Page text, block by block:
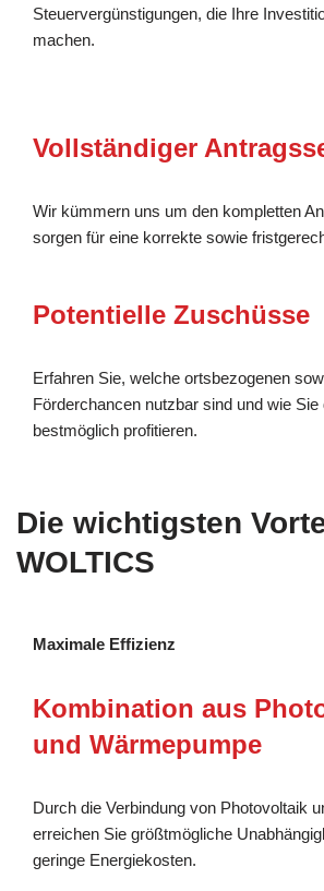
Steuervergünstigungen, die Ihre
machen.
Vollständiger
Wir kümmern uns um den kompletten
sorgen für eine korrekte sowie
Potentielle Zuschüsse
Erfahren Sie, welche ortsbezogenen
Förderchancen nutzbar sind und wie Sie
bestmöglich profitieren.
Die wichtigsten
WOLTICS
Maximale Effizienz
Kombination aus
und Wärmepumpe
Durch die Verbindung von Photovoltaik
erreichen Sie größtmögliche
geringe Energiekosten.